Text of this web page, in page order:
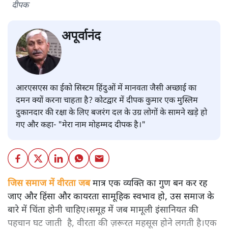
दीपक
अपूर्वानंद
आरएसएस का ईको सिस्टम हिंदुओं में मानवता जैसी अच्छाई का
दमन क्यों करना चाहता है? कोटद्वार में दीपक कुमार एक मुस्लिम
दुकानदार की रक्षा के लिए बजरंग दल के उग्र लोगों के सामने खड़े हो
गए और कहा- "मेरा नाम मोहम्मद दीपक है।"
जिस समाज में वीरता जबमात्र एक व्यक्ति का गुण बन कर रह
जाए और हिंसा और कायरता सामूहिक स्वभाव हो, उस समाज के
बारे में चिंता होनी चाहिए।समूह में जब मामूली इंसानियत की
पहचान घट जाती है, वीरता की ज़रूरत महसूस होने लगती है।एक